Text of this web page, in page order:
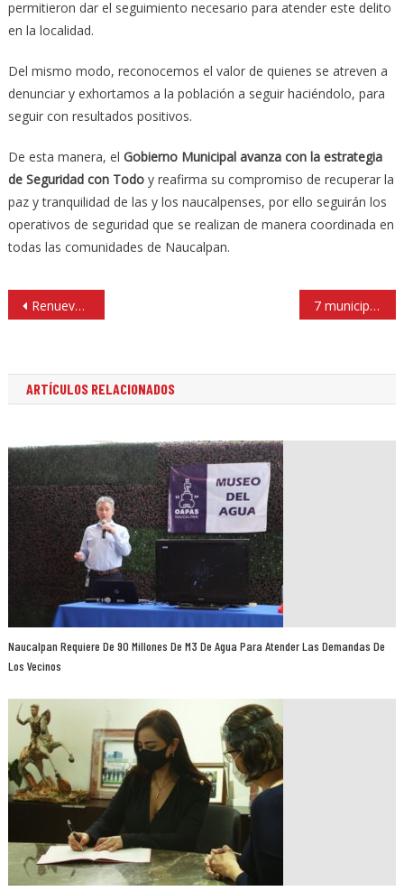
permitieron dar el seguimiento necesario para atender este delito
en la localidad.
Del mismo modo, reconocemos el valor de quienes se atreven a
denunciar y exhortamos a la población a seguir haciéndolo, para
seguir con resultados positivos.
De esta manera, el Gobierno Municipal avanza con la estrategia
de Seguridad con Todoy reafirma su compromiso de recuperar la
paz y tranquilidad de las y los naucalpenses, por ello seguirán los
operativos de seguridad que se realizan de manera coordinada en
todas las comunidades de Naucalpan.
Navegación
de
Renuevan calles de Los Pastores y Echegaray con bacheo y alumbrado Naucalpan 7 municipios de Edomex, gobernados por MORENA, los más inseguros: PRI
ARTÍCULOS RELACIONADOS
Naucalpan Requiere De 90 Millones De M3 De Agua Para Atender Las Demandas De
Los Vecinos